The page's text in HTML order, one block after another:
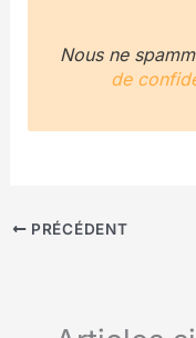
Nous ne
de
PRÉCÉDENT